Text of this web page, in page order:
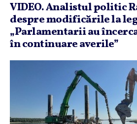
VIDEO. Analistul politic
despre modificările la
„Parlamentarii au
în continuare averile”